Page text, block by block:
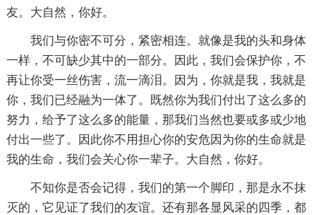
友。大自然，你好。
我们与你密不可分，紧密相连。就像是我的头和身体
一样，不可缺少其中的一部分。因此，我们会保护你，不
再让你受一丝伤害，流一滴泪。因为，你就是我，我就是
你，我们已经融为一体了。既然你为我们付出了这么多的
努力，给予了这么多的能量，那我们当然也要或多或少地
付出一些了。因此你不用担心你的安危因为你的生命就是
我的生命，我们会关心你一辈子。大自然，你好。
不知你是否会记得，我们的第一个脚印，那是永不抹
灭的，它见证了我们的友谊。还有那各显风采的四季，都